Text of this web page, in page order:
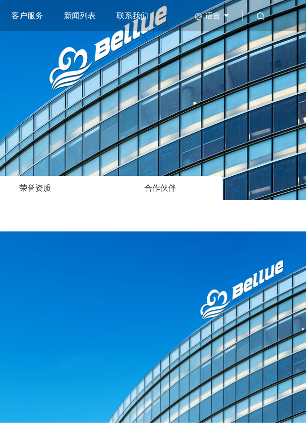
客户服务 新闻列表 联系我们 语言
荣誉资质 合作伙伴